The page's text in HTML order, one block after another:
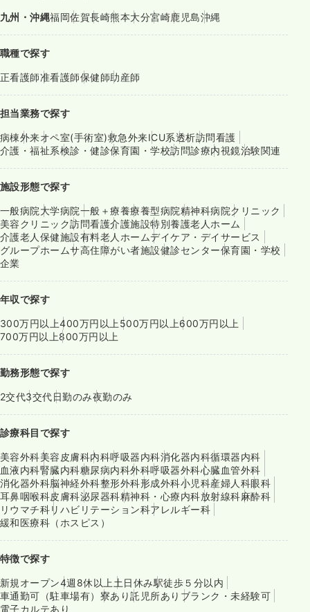
九州・沖縄福岡佐賀長崎熊本大分宮崎鹿児島沖縄
職種で探す
正看護師准看護師保健師助産師
担当業務で探す
病棟外来オペ室(手術室)救急外来ICU系透析訪問看護
介護・福祉系検診・健診保育園・学校訪問診療内視鏡治験関連
施設形態で探す
一般病院大学病院一般＋療養療養型病院精神科病院クリニック
美容クリニック訪問看護介護施設特別養護老人ホーム
介護老人保健施設有料老人ホームデイケア・デイサービス
グループホームサ高住障がい者施設健診センター保育園・学校
企業
年収で探す
300万円以上400万円以上 500万円以上600万円以上
700万円以上800万円以上
勤務形態で探す
2交代3交代日勤のみ夜勤のみ
診療科目で探す
美容外科美容皮膚科内科呼吸器内科消化器内科循環器内科
血液内科腎臓内科糖尿病内科外科呼吸器外科心臓血管外科
消化器外科脳神経外科整形外科形成外科小児科産婦人科眼科
耳鼻咽喉科皮膚科泌尿器科精神科・心療内科放射線科麻酔科
リウマチ科リハビリテーション科アレルギー科
緩和医療科（ホスピス）
特徴で探す
新規オープン4週8休以上 土日休み駅徒歩５分以内
車通勤可（駐車場有） 寮あり託児所あり ブランク・未経験可
電子カルテあり